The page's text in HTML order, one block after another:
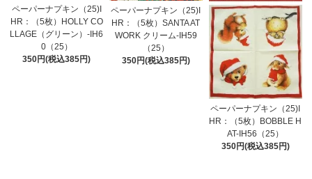
ペーパーナプキン（25)I
HR：（5枚）HOLLY CO
LLAGE（グリーン）-IH6
0（25）
350円(税込385円)
ペーパーナプキン（25)I
HR：（5枚）SANTA AT
WORK クリーム-IH59
（25）
350円(税込385円)
ペーパーナプキン（25)I
HR：（5枚）BOBBLE H
AT-IH56（25）
350円(税込385円)